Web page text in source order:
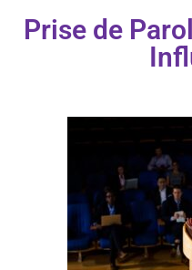
Prise de